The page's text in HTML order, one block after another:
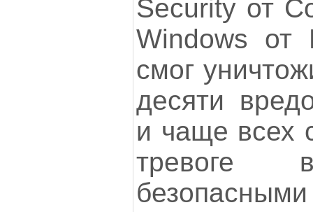
Security от
Windows от
смог
десяти
и чаще всех